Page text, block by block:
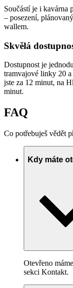
Součástí je i kavárna
– posezení,
wallem.
Skvělá
Dostupnost je
tramvajové linky 20
jste za 12 minut, na
minut.
FAQ
Co potřebuješ vědět
Kdy máte
Otevřeno
sekci Kontakt.